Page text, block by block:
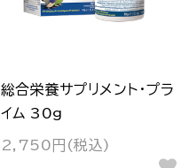
総合栄養サプリメント・プラ
イム 30g
2,750円(税込)